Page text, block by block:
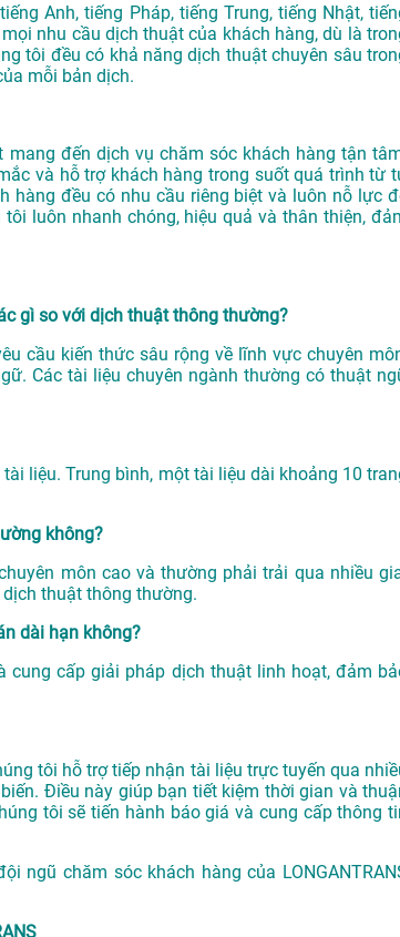
Anh, tiếng Pháp, tiếng Trung, tiếng Nhật,
nhu cầu dịch thuật của khách hàng, dù là
tôi đều có khả năng dịch thuật chuyên sâu
mỗi bản dịch.
mang đến dịch vụ chăm sóc khách hàng tận
và hỗ trợ khách hàng trong suốt quá trình từ
hàng đều có nhu cầu riêng biệt và luôn nỗ lực
luôn nhanh chóng, hiệu quả và thân thiện,
gì so với dịch thuật thông thường?
cầu kiến thức sâu rộng về lĩnh vực chuyên
Các tài liệu chuyên ngành thường có thuật
liệu. Trung bình, một tài liệu dài khoảng 10
không?
môn cao và thường phải trải qua nhiều
thuật thông thường.
dài hạn không?
cung cấp giải pháp dịch thuật linh hoạt, đảm
tôi hỗ trợ tiếp nhận tài liệu trực tuyến qua
Điều này giúp bạn tiết kiệm thời gian và
tôi sẽ tiến hành báo giá và cung cấp thông
ngũ chăm sóc khách hàng của